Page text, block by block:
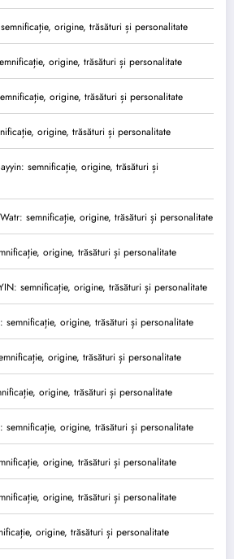
origine, trăsături și personalitate
origine, trăsături și personalitate
origine, trăsături și personalitate
origine, trăsături și personalitate
semnificație, origine, trăsături și
semnificație, origine, trăsături și personalitate
origine, trăsături și personalitate
semnificație, origine, trăsături și personalitate
semnificație, origine, trăsături și personalitate
origine, trăsături și personalitate
origine, trăsături și personalitate
semnificație, origine, trăsături și personalitate
origine, trăsături și personalitate
origine, trăsături și personalitate
origine, trăsături și personalitate